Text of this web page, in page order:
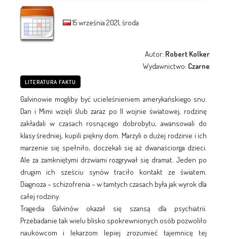
15 września 2021, środa
Autor: Robert Kolker
Wydawnictwo: Czarne
LITERATURA FAKTU
Galvinowie mogliby być ucieleśnieniem amerykańskiego snu.
Dan i Mimi wzięli ślub zaraz po II wojnie światowej, rodzinę
zakładali w czasach rosnącego dobrobytu, awansowali do
klasy średniej, kupili piękny dom. Marzyli o dużej rodzinie i ich
marzenie się spełniło, doczekali się aż dwanaściorga dzieci.
Ale za zamkniętymi drzwiami rozgrywał się dramat. Jeden po
drugim ich sześciu synów traciło kontakt ze światem.
Diagnoza – schizofrenia – w tamtych czasach była jak wyrok dla
całej rodziny.
Tragedia Galvinów okazał się szansą dla psychiatrii.
Przebadanie tak wielu blisko spokrewnionych osób pozwoliło
naukowcom i lekarzom lepiej zrozumieć tajemnicę tej